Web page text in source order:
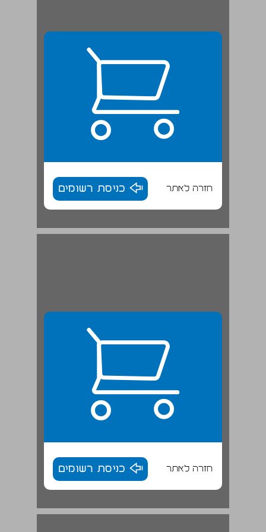
חזרה לאתר כניסת רשומים
חזרה לאתר כניסת רשומים
היבטים מדיניים־ביטחוניים ... 17